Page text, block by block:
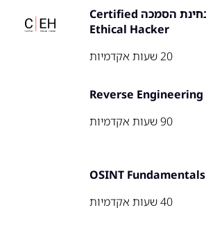
הכנה לבחינת הסמכה Certified
Ethical Hacker
20 שעות אקדמיות
Reverse Engineering
90 שעות אקדמיות
OSINT Fundamentals
40 שעות אקדמיות